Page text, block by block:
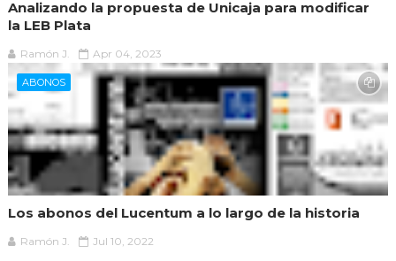
Analizando la propuesta de Unicaja para modificar
la LEB Plata
Ramón J. Apr 04, 2023
ABONOS
Los abonos del Lucentum a lo largo de la historia
Ramón J. Jul 10, 2022